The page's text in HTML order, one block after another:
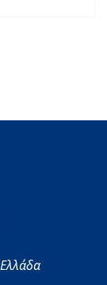
Ελλάδα